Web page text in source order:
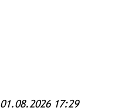
01.08.2026 17:29